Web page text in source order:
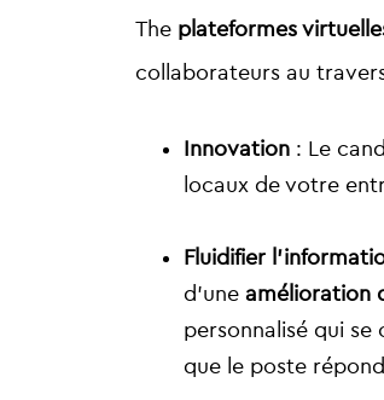
The plateformes
collaborateurs au
Innovation : Le
locaux de votre
Fluidifier
d’une amélioration
personnalisé qui
que le poste